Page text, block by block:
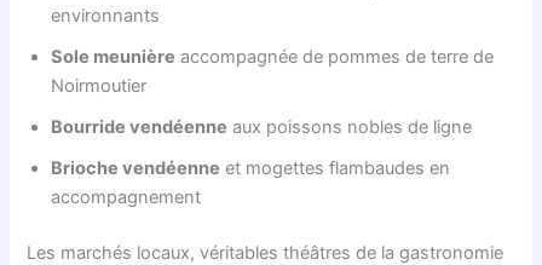
environnants
Sole meunière accompagnée de pommes de terre de
Noirmoutier
Bourride vendéenne aux poissons nobles de ligne
Brioche vendéenne et mogettes flambaudes en
accompagnement
Les marchés locaux, véritables théâtres de la gastronomie